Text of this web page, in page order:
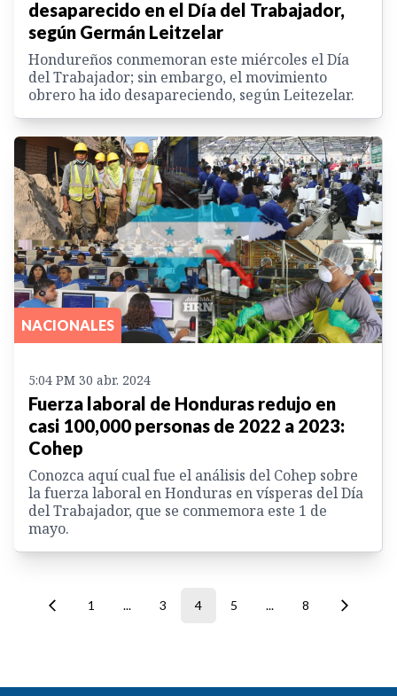
desaparecido en el Día del Trabajador,
según Germán Leitzelar
Hondureños conmemoran este miércoles el Día
del Trabajador; sin embargo, el movimiento
obrero ha ido desapareciendo, según Leitezelar.
NACIONALES
5:04 PM 30 abr. 2024
Fuerza laboral de Honduras redujo en
casi 100,000 personas de 2022 a 2023:
Cohep
Conozca aquí cual fue el análisis del Cohep sobre
la fuerza laboral en Honduras en vísperas del Día
del Trabajador, que se conmemora este 1 de
mayo.
1 ... 3 4 5 ... 8